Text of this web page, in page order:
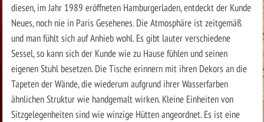
diesen, im Jahr 1989 eröffneten Hamburgerladen, entdeckt der Kunde
Neues, noch nie in Paris Gesehenes. Die Atmosphäre ist zeitgemäß
und man fühlt sich auf Anhieb wohl. Es gibt lauter verschiedene
Sessel, so kann sich der Kunde wie zu Hause fühlen und seinen
eigenen Stuhl besetzen. Die Tische erinnern mit ihren Dekors an die
Tapeten der Wände, die wiederum aufgrund ihrer Wasserfarben
ähnlichen Struktur wie handgemalt wirken. Kleine Einheiten von
Sitzgelegenheiten sind wie winzige Hütten angeordnet. Es ist eine